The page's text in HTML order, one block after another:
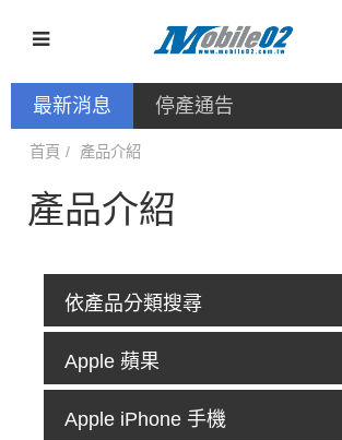
最新消息
新品上架－手機配件：
NILLKIN
首頁 產品介紹
產品介紹